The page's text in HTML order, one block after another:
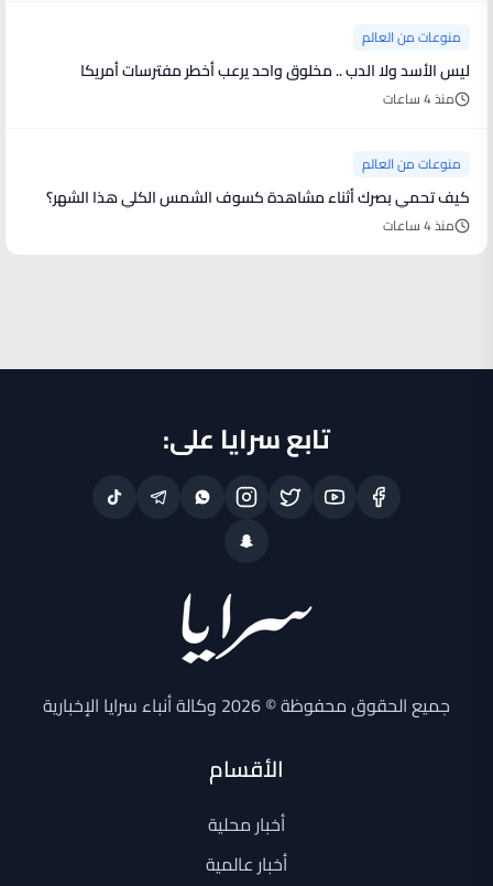
منوعات من العالم
ليس الأسد ولا الدب .. مخلوق واحد يرعب أخطر مفترسات أمريكا
منذ 4 ساعات
منوعات من العالم
كيف تحمي بصرك أثناء مشاهدة كسوف الشمس الكلي هذا الشهر؟
منذ 4 ساعات
تابع سرايا على:
جميع الحقوق محفوظة © 2026 وكالة أنباء سرايا الإخبارية
الأقسام
أخبار محلية
أخبار عالمية